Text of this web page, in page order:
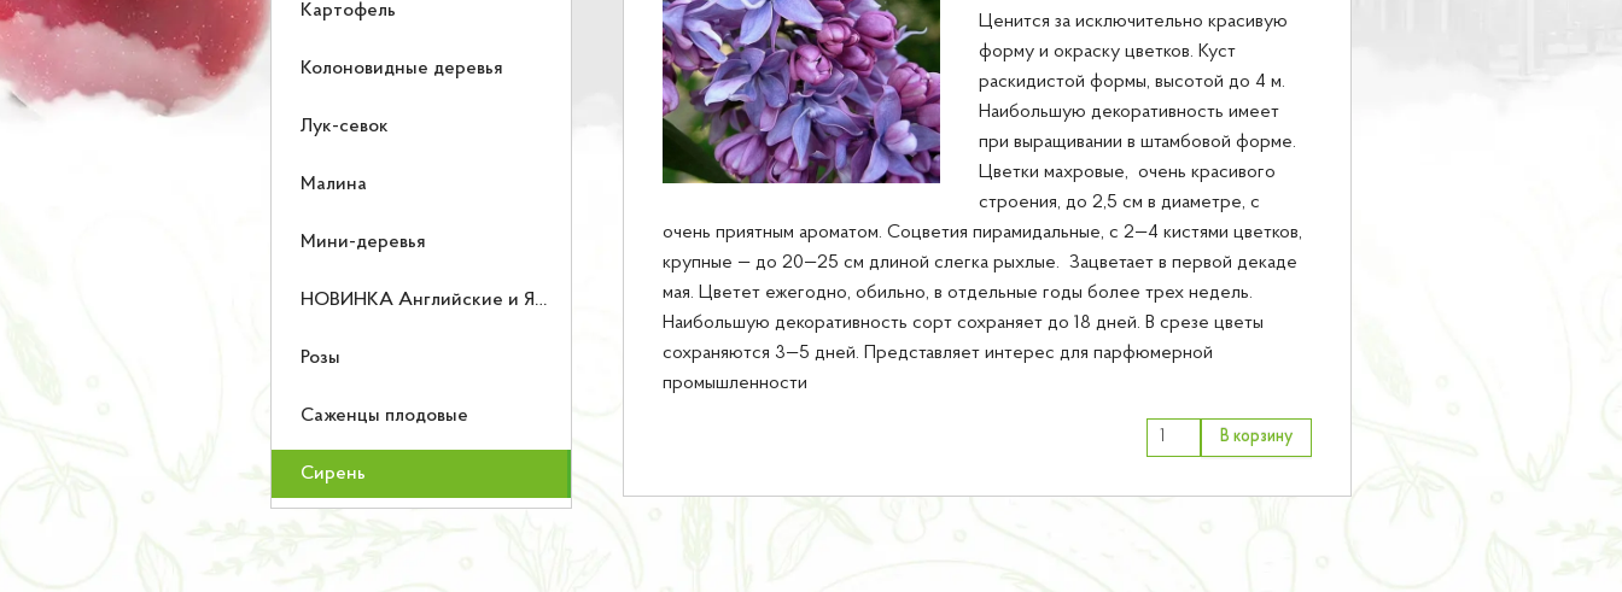
Картофель
Колоновидные деревья
Лук-севок
Малина
Мини-деревья
НОВИНКА Английские и Японские розы
Розы
Саженцы плодовые
Сирень
Ценится за исключительно красивую
форму и окраску цветков. Куст
раскидистой формы, высотой до 4 м.
Наибольшую декоративность имеет
при выращивании в штамбовой форме.
Цветки махровые, очень красивого
строения, до 2,5 см в диаметре, с
очень приятным ароматом. Соцветия пирамидальные, с 2—4 кистями цветков,
крупные — до 20—25 см длиной слегка рыхлые. Зацветает в первой декаде
мая. Цветет ежегодно, обильно, в отдельные годы более трех недель.
Наибольшую декоративность сорт сохраняет до 18 дней. В срезе цветы
сохраняются 3—5 дней. Представляет интерес для парфюмерной
промышленности
В корзину